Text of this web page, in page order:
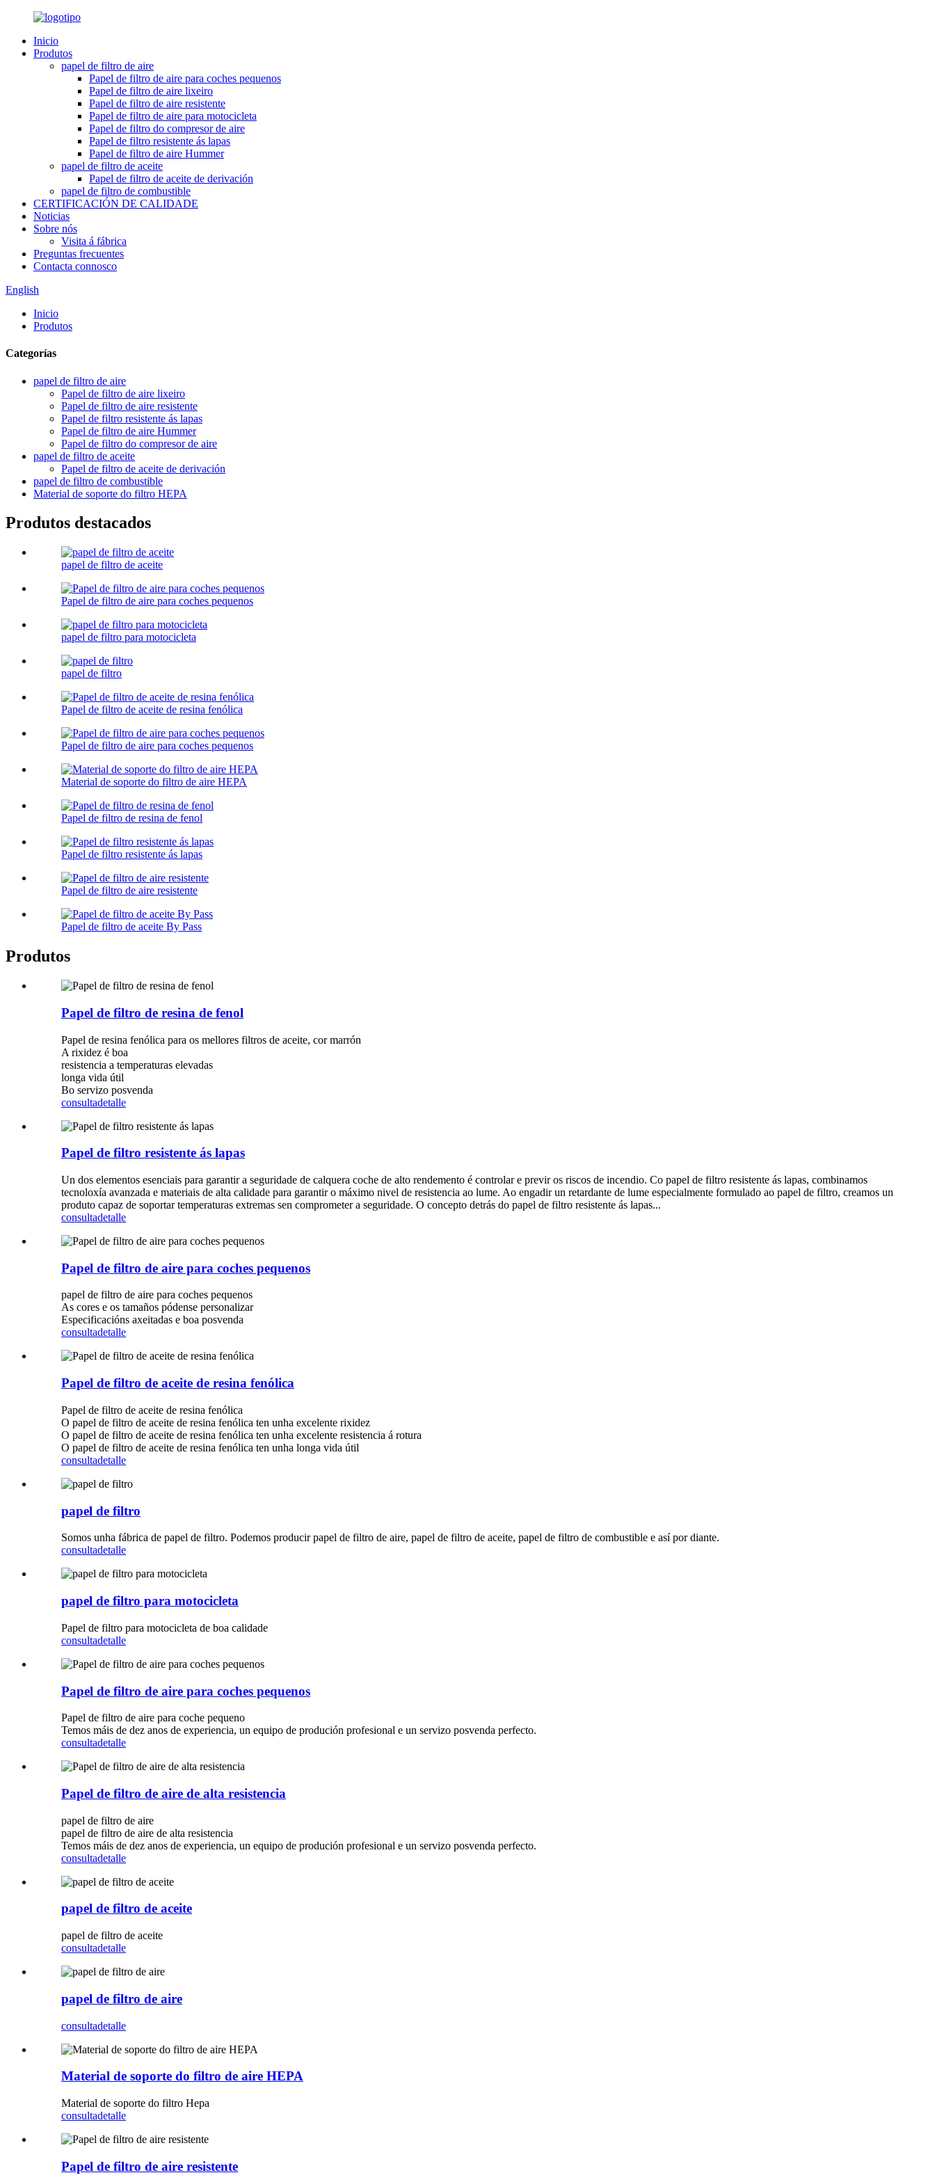
Inicio
Produtos
papel de filtro de aire
Papel de filtro de aire para coches pequenos
Papel de filtro de aire lixeiro
Papel de filtro de aire resistente
Papel de filtro de aire para motocicleta
Papel de filtro do compresor de aire
Papel de filtro resistente ás lapas
Papel de filtro de aire Hummer
papel de filtro de aceite
Papel de filtro de aceite de derivación
papel de filtro de combustible
CERTIFICACIÓN DE CALIDADE
Noticias
Sobre nós
Visita á fábrica
Preguntas frecuentes
Contacta connosco
English
Inicio
Produtos
Categorías
papel de filtro de aire
Papel de filtro de aire lixeiro
Papel de filtro de aire resistente
Papel de filtro resistente ás lapas
Papel de filtro de aire Hummer
Papel de filtro do compresor de aire
papel de filtro de aceite
Papel de filtro de aceite de derivación
papel de filtro de combustible
Material de soporte do filtro HEPA
Produtos destacados
papel de filtro de aceite
Papel de filtro de aire para coches pequenos
papel de filtro para motocicleta
papel de filtro
Papel de filtro de aceite de resina fenólica
Papel de filtro de aire para coches pequenos
Material de soporte do filtro de aire HEPA
Papel de filtro de resina de fenol
Papel de filtro resistente ás lapas
Papel de filtro de aire resistente
Papel de filtro de aceite By Pass
Produtos
Papel de filtro de resina de fenol
Papel de resina fenólica para os mellores filtros de aceite, cor marrón
A rixidez é boa
resistencia a temperaturas elevadas
longa vida útil
Bo servizo posvenda
consultadetalle
Papel de filtro resistente ás lapas
Un dos elementos esenciais para garantir a seguridade de calquera coche de alto rendemento é controlar e previr os riscos de incendio. Co papel de filtro resistente ás lapas, combinamos
tecnoloxía avanzada e materiais de alta calidade para garantir o máximo nivel de resistencia ao lume. Ao engadir un retardante de lume especialmente formulado ao papel de filtro, creamos un
produto capaz de soportar temperaturas extremas sen comprometer a seguridade. O concepto detrás do papel de filtro resistente ás lapas...
consultadetalle
Papel de filtro de aire para coches pequenos
papel de filtro de aire para coches pequenos
As cores e os tamaños pódense personalizar
Especificacións axeitadas e boa posvenda
consultadetalle
Papel de filtro de aceite de resina fenólica
Papel de filtro de aceite de resina fenólica
O papel de filtro de aceite de resina fenólica ten unha excelente rixidez
O papel de filtro de aceite de resina fenólica ten unha excelente resistencia á rotura
O papel de filtro de aceite de resina fenólica ten unha longa vida útil
consultadetalle
papel de filtro
Somos unha fábrica de papel de filtro. Podemos producir papel de filtro de aire, papel de filtro de aceite, papel de filtro de combustible e así por diante.
consultadetalle
papel de filtro para motocicleta
Papel de filtro para motocicleta de boa calidade
consultadetalle
Papel de filtro de aire para coches pequenos
Papel de filtro de aire para coche pequeno
Temos máis de dez anos de experiencia, un equipo de produción profesional e un servizo posvenda perfecto.
consultadetalle
Papel de filtro de aire de alta resistencia
papel de filtro de aire
papel de filtro de aire de alta resistencia
Temos máis de dez anos de experiencia, un equipo de produción profesional e un servizo posvenda perfecto.
consultadetalle
papel de filtro de aceite
papel de filtro de aceite
consultadetalle
papel de filtro de aire
consultadetalle
Material de soporte do filtro de aire HEPA
Material de soporte do filtro Hepa
consultadetalle
Papel de filtro de aire resistente